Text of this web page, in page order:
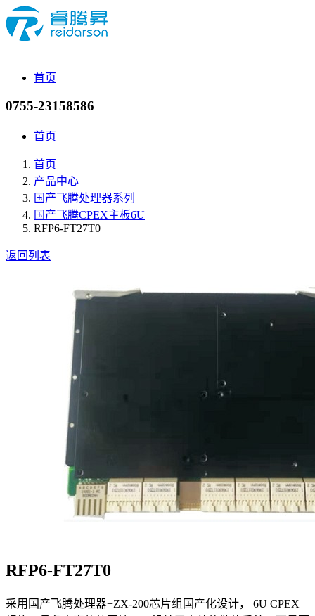
首页
0755-23158586
首页
首页
产品中心
国产飞腾处理器系列
国产飞腾CPEX主板6U
RFP6-FT27T0
返回列表
RFP6-FT27T0
采用国产飞腾处理器+ZX-200芯片组国产化设计， 6U CPEX